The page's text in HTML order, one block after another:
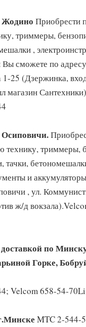
Жодино Приобрести
триммеры,
,
Вы сможете по
25 (Дзержинка,
магазин
Осиповичи.
технику, триммеры,
тачки,
и
, ул.
ж/д
доставкой по
Горке,
Velcom 658-54-
MTC 2-544-